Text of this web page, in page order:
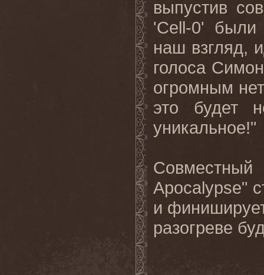
выпустив
'Cell-0' были
наш взгляд,
голоса
огромным
это будет
уникальное!"
Apocalypse"
и
разогреве